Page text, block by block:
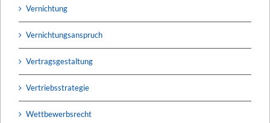
Vernichtung
Vernichtungsanspruch
Vertragsgestaltung
Vertriebsstrategie
Wettbewerbsrecht